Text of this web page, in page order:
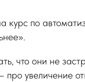
курс по
что они не
увеличение